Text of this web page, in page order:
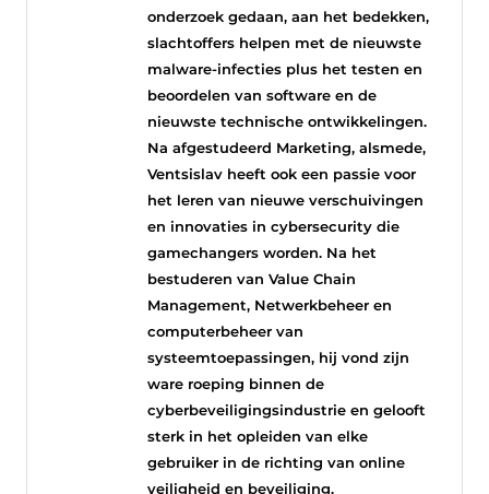
onderzoek gedaan, aan het bedekken,
slachtoffers helpen met de nieuwste
malware-infecties plus het testen en
beoordelen van software en de
nieuwste technische ontwikkelingen.
Na afgestudeerd Marketing, alsmede,
Ventsislav heeft ook een passie voor
het leren van nieuwe verschuivingen
en innovaties in cybersecurity die
gamechangers worden. Na het
bestuderen van Value Chain
Management, Netwerkbeheer en
computerbeheer van
systeemtoepassingen, hij vond zijn
ware roeping binnen de
cyberbeveiligingsindustrie en gelooft
sterk in het opleiden van elke
gebruiker in de richting van online
veiligheid en beveiliging.